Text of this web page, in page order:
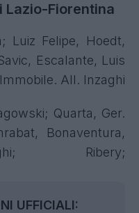
Fiorentina
Luiz Felipe, Hoedt,
Escalante, Luis
All. Inzaghi
Quarta, Ger.
Bonaventura,
Ribery;
UFFICIALI: